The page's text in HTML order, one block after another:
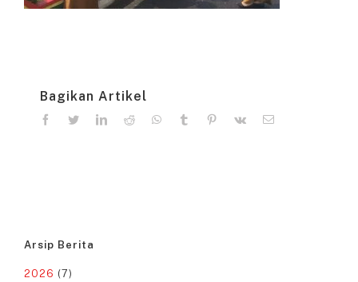
Bagikan Artikel
facebooktwitter linkedinreddit whatsapp
tumblr pinterest
Arsip Berita
2026 (7)